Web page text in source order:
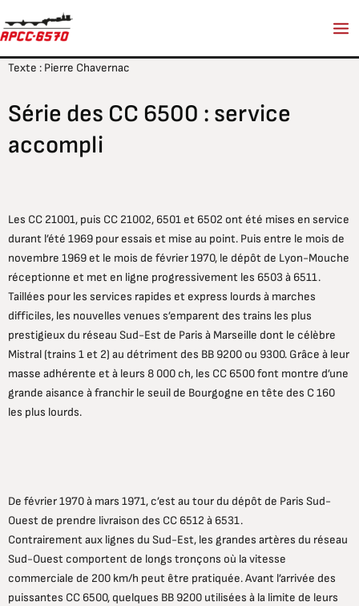
au
Texte : Pierre Chavernac
Série des CC 6500 : service
accompli
Les CC 21001, puis CC 21002, 6501 et 6502 ont été mises en service
durant l’été 1969 pour essais et mise au point. Puis entre le mois de
novembre 1969 et le mois de février 1970, le dépôt de Lyon-Mouche
réceptionne et met en ligne progressivement les 6503 à 6511.
Taillées pour les services rapides et express lourds à marches
difficiles, les nouvelles venues s’emparent des trains les plus
prestigieux du réseau Sud-Est de Paris à Marseille dont le célèbre
Mistral (trains 1 et 2) au détriment des BB 9200 ou 9300. Grâce à leur
masse adhérente et à leurs 8 000 ch, les CC 6500 font montre d’une
grande aisance à franchir le seuil de Bourgogne en tête des C 160
les plus lourds.
De février 1970 à mars 1971, c’est au tour du dépôt de Paris Sud-
Ouest de prendre livraison des CC 6512 à 6531.
Contrairement aux lignes du Sud-Est, les grandes artères du réseau
Sud-Ouest comportent de longs tronçons où la vitesse
commerciale de 200 km/h peut être pratiquée. Avant l’arrivée des
puissantes CC 6500, quelques BB 9200 utilisées à la limite de leurs